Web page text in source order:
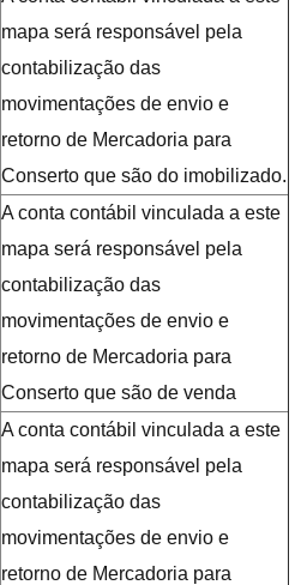
mapa será responsável pela
contabilização das
movimentações de envio e
retorno de Mercadoria para
Conserto que são do imobilizado.
A conta contábil vinculada a este
mapa será responsável pela
contabilização das
movimentações de envio e
retorno de Mercadoria para
Conserto que são de venda
A conta contábil vinculada a este
mapa será responsável pela
contabilização das
movimentações de envio e
retorno de Mercadoria para